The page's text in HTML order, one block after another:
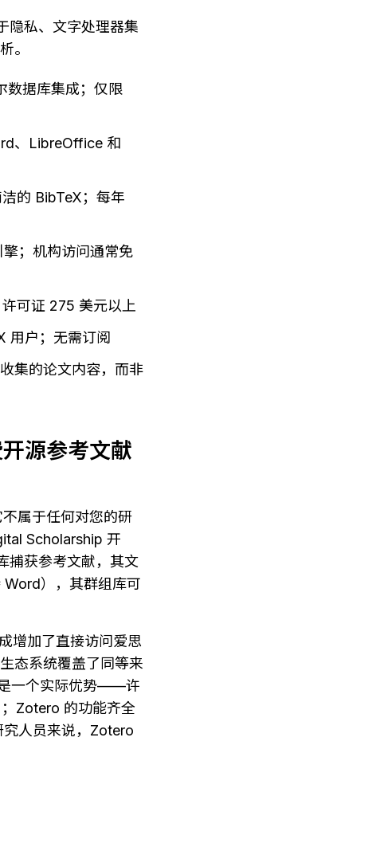
隐私、文字处理器集
。
数据库集成；仅限
、LibreOffice 和
的 BibTeX；每年
；机构访问通常免
可证 275 美元以上
用户；无需订阅
集的论文内容，而非
源参考文献
属于任何对您的研
Scholarship 开
捕获参考文献，其文
），其群组库可
增加了直接访问爱思
态系统覆盖了同等来
一个实际优势——许
Zotero 的功能齐全
人员来说，Zotero